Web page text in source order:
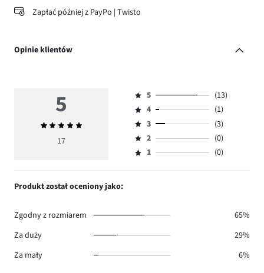
Zapłać później z PayPo | Twisto
Opinie klientów
5
Średnia
ocena
17
Ocena
5,
ilość
głosów
13.
5
(13)
Ocena
4,
ilość
głosów
4
(1)
Ocena
3,
ilość
3
(3)
Ocena
2,
2
(0)
Ocena
1,
1 (0)
Produkt został oceniony jako:
Zgodny z rozmiarem
65%
Za duży
29%
Za mały
6%